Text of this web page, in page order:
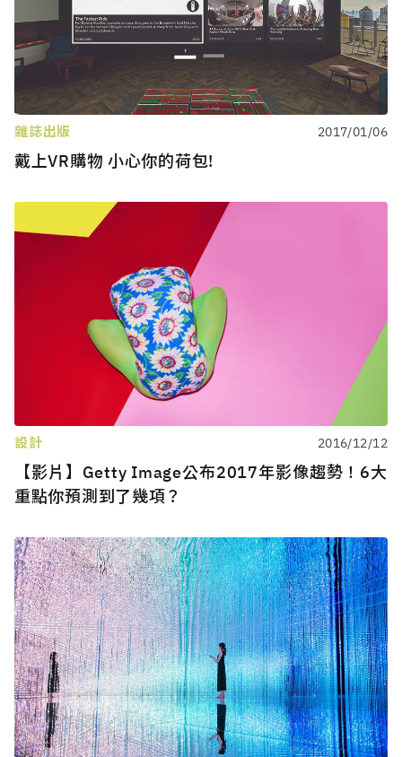
雜誌出版 2017/01/06
戴上VR購物 小心你的荷包!
設計 2016/12/12
【影片】Getty Image公布2017年影像趨勢！6大
重點你預測到了幾項？